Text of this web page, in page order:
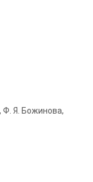
Ф. Я. Божинова,